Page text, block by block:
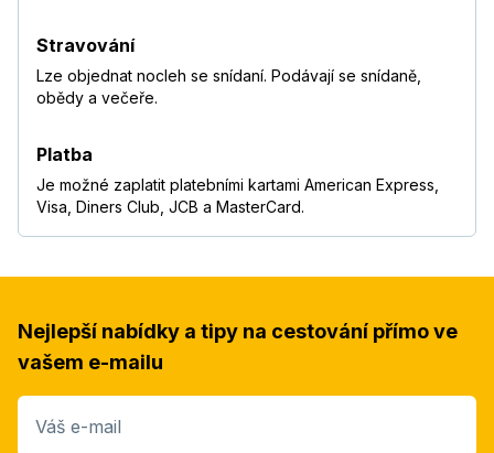
Stravování
Lze objednat nocleh se snídaní. Podávají se snídaně,
obědy a večeře.
Platba
Je možné zaplatit platebními kartami American Express,
Visa, Diners Club, JCB a MasterCard.
Nejlepší nabídky a tipy na cestování přímo ve
vašem e-mailu
Váš e-mail